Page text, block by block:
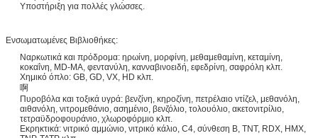
Υποστήριξη για πολλές γλώσσες.
Ενσωματωμένες Βιβλιοθήκες:
Ναρκωτικά και πρόδρομα: ηρωίνη, μορφίνη, μεθαμεθαμίνη, κεταμίνη,
κοκαΐνη, MD-MA, φεντανύλη, κανναβινοειδή, εφεδρίνη, σαφρόλη κλπ.
Χημικό όπλο: GB, GD, VX, HD κλπ.
啊
Πυροβόλα και τοξικά υγρά: βενζίνη, κηροζίνη, πετρέλαιο ντίζελ, μεθανόλη,
αιθανόλη, νιτρομεθάνιο, ασημένιο, βενζόλιο, τολουόλιο, ακετονιτρίλιο,
τετραϋδροφουράνιο, χλωροφόρμιο κλπ.
Εκρηκτικά: νιτρικό αμμώνιο, νιτρικό κάλιο, C4, σύνθεση Β, TNT, RDX, HMX,